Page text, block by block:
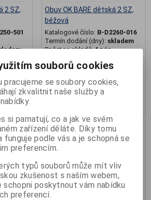
2 SZ,
501
obuv
Obuv OK BARE dětská 2 SZ,
béžová
Katalogové číslo: B-D2260-016
Termín dodání (dny): skladem
Počet na skladě:4 pár
dětská barefoot obuv
1 389 Kč
souborů cookies
pracujeme se soubory cookies,
zkvalitnit naše služby a
si pamatují, co a jak ve svém
zařízení děláte. Díky tomu
funguje podle vás a je schopná se
preferencím.
typů souborů může mít vliv
zkušenost s naším webem,
schopni poskytnout vám nabídku
preferencí.